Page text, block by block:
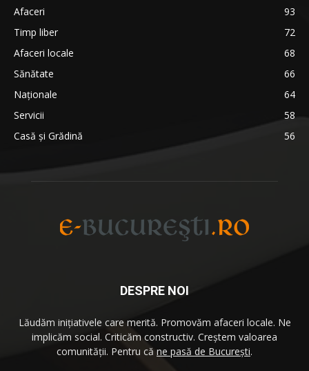
Afaceri
93
Timp liber
72
Afaceri locale
68
Sănătate
66
Naționale
64
Servicii
58
Casă și Grădină
56
DESPRE NOI
Lăudăm iniţiativele care merită. Promovăm afaceri locale. Ne
implicăm social. Criticăm constructiv. Creştem valoarea
comunităţii. Pentru că ne pasă de București.